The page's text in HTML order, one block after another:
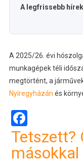
A legfrissebb
A 2025/26. évi
munkagépek téli
megtörtént, a
Nyíregyházán és
Tetszett?
másokkal